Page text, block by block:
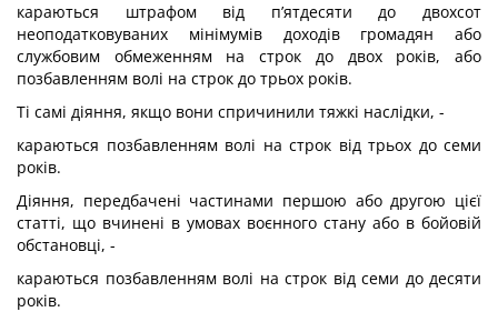
караються штрафом від п’ятдесяти до двохсот
неоподатковуваних мінімумів доходів громадян або
службовим обмеженням на строк до двох років, або
позбавленням волі на строк до трьох років.
Ті самі діяння, якщо вони спричинили тяжкі наслідки, -
караються позбавленням волі на строк від трьох до семи
років.
Діяння, передбачені частинами першою або другою цієї
статті, що вчинені в умовах воєнного стану або в бойовій
обстановці, -
караються позбавленням волі на строк від семи до десяти
років.